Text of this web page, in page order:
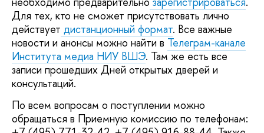
Для тех, кто не сможет присутствовать лично
действует дистанционный формат. Все важные
новости и анонсы можно найти в Телеграм-канале
Института медиа НИУ ВШЭ. Там же есть все
записи прошедших Дней открытых дверей и
консультаций.
По всем вопросам о поступлении можно
обращаться в Приемную комиссию по телефонам: